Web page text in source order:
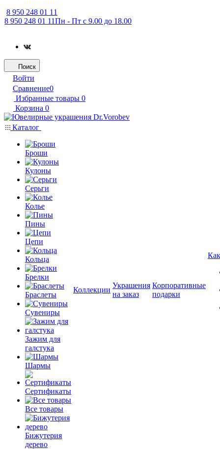
8 950 248 01 11
8 950 248 01 11Пн - Пт с 9.00 до 18.00
Поиск
Войти
Сравнение0
Избранные товары 0
Корзина 0
Каталог
Броши
Кулоны
Серьги
Колье
Пины
Цепи
Кольца
Брелки
Браслеты
Сувениры
Зажим для
галстука
Шармы
Сертификаты
Все товары
Бижутерия
дерево
Коллекции
Украшения
на заказ
Корпоративные
подарки